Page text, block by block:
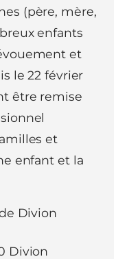
(père, mère,
enfants
et
le 22 février
être remise
et
enfant et la
Divion
Divion